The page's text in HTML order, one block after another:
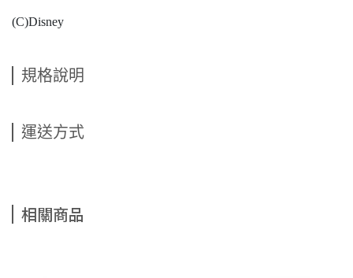
(C)Disney
規格說明
運送方式
相關商品